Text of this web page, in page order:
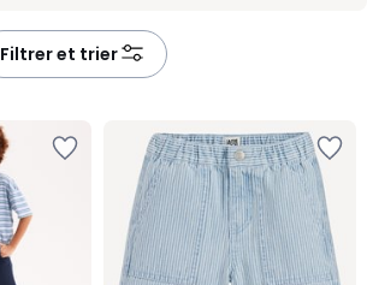
Filtrer et trier